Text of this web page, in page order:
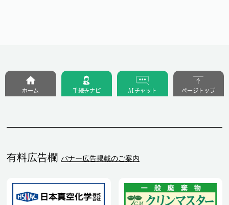
有料広告欄 バナー広告掲載のご案内
ホーム 手続きナビ AIチャット ページトップ